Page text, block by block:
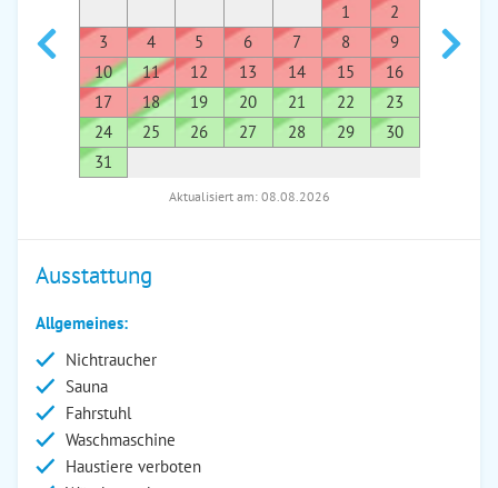
1
2
3
4 5 6 7 8
9
10
11 12 13 14 15
16
17
18 19 20 21 22
23
24
25 26 27 28 29
30
31
7
Aktualisiert am: 08.08.2026
Ausstattung
Allgemeines:
Nichtraucher
Sauna
Fahrstuhl
Waschmaschine
Haustiere verboten